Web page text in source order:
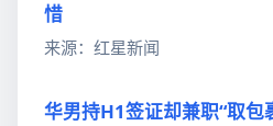
惜
来源：红星新闻
华男持H1签证却兼职“取包